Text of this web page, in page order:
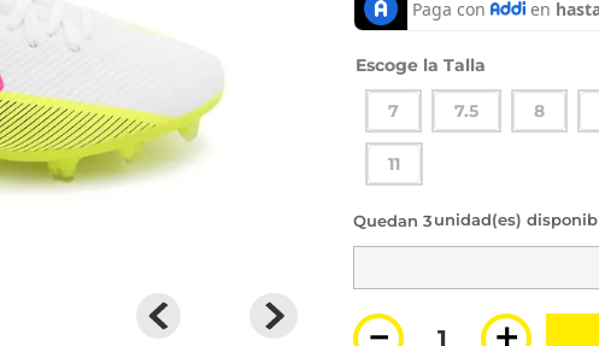
Talla
7 7.5 8
11
3 disponibles
＋
－